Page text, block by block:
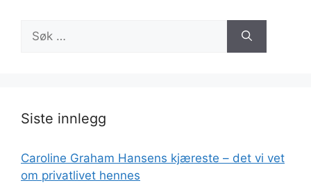
etter:
Siste innlegg
Caroline Graham Hansens kjæreste – det vi vet
om privatlivet hennes